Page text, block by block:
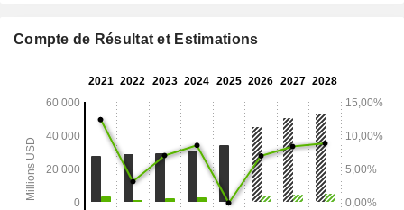
Compte de Résultat et Estimations